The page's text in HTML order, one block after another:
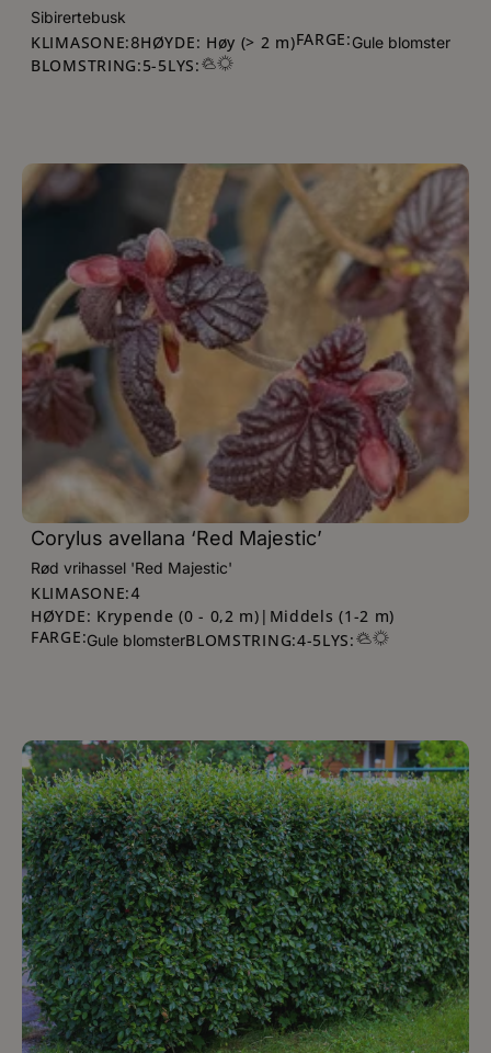
Sibirertebusk
KLIMASONE:8HØYDE: Høy (> 2 m)FARGE:Gule blomster
BLOMSTRING:5-5LYS:
Corylus avellana ‘Red Majestic’
Rød vrihassel 'Red Majestic'
KLIMASONE:4
HØYDE: Krypende (0 - 0,2 m)|Middels (1-2 m)
FARGE:Gule blomsterBLOMSTRING:4-5LYS: